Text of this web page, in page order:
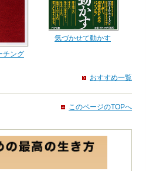
チング
気づかせて動かす
おすすめ一覧
このページのTOPへ